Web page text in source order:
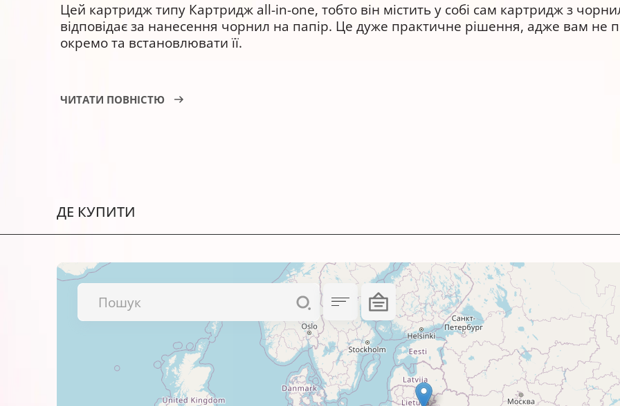
Цей картридж типу Картридж all-in-one, тобто він містить у собі сам картридж з
відповідає за нанесення чорнил на папір. Це дуже практичне рішення, адже вам не
окремо та встановлювати її.
Рекламних матеріалів і різних ілюстрацій.
Обов’язково перевіряйте сумісність картриджа саме з вашим друкуючим пристроєм
Колір даного картриджа – black (чорний), cyan (блакитний), magenta (пурпурний),
Найкращі результати друку виходять у поєднанні з
фотопапером BARVA
. Щиро рекомендуємо спробувати!
ЧИТАТИ ПОВНІСТЮ
ДЕ КУПИТИ